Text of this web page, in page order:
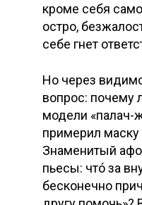
кроме себя
остро,
себе гнет
Но через
вопрос: почему
модели «палач-
примерил
Знаменитый
пьесы: чтó за
бесконечно